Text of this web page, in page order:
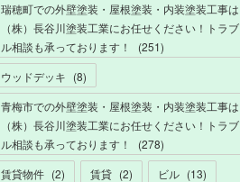
瑞穂町での外壁塗装・屋根塗装・内装塗装工事は
（株）長谷川塗装工業にお任せください！トラブ
ル相談も承っております！
(251)
ウッドデッキ (8)
青梅市での外壁塗装・屋根塗装・内装塗装工事は
（株）長谷川塗装工業にお任せください！トラブ
ル相談も承っております！
(278)
賃貸物件 (2) 賃貸 (2) ビル (13)